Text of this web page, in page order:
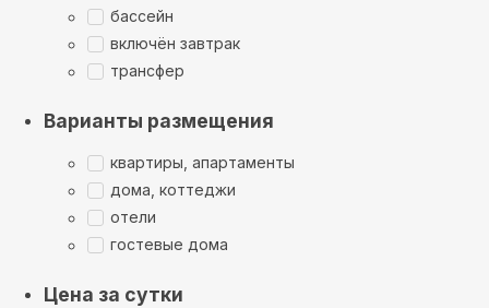
бассейн
включён завтрак
трансфер
Варианты размещения
квартиры, апартаменты
дома, коттеджи
отели
гостевые дома
Цена за сутки